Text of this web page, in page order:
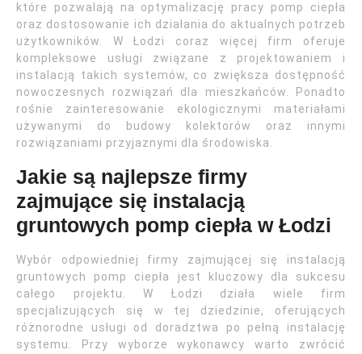
które pozwalają na optymalizację pracy pomp ciepła
oraz dostosowanie ich działania do aktualnych potrzeb
użytkowników. W Łodzi coraz więcej firm oferuje
kompleksowe usługi związane z projektowaniem i
instalacją takich systemów, co zwiększa dostępność
nowoczesnych rozwiązań dla mieszkańców. Ponadto
rośnie zainteresowanie ekologicznymi materiałami
używanymi do budowy kolektorów oraz innymi
rozwiązaniami przyjaznymi dla środowiska.
Jakie są najlepsze firmy
zajmujące się instalacją
gruntowych pomp ciepła w Łodzi
Wybór odpowiedniej firmy zajmującej się instalacją
gruntowych pomp ciepła jest kluczowy dla sukcesu
całego projektu. W Łodzi działa wiele firm
specjalizujących się w tej dziedzinie, oferujących
różnorodne usługi od doradztwa po pełną instalację
systemu. Przy wyborze wykonawcy warto zwrócić